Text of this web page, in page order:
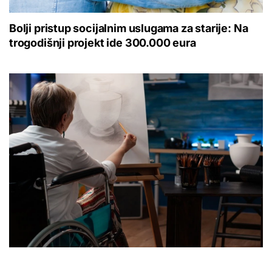
Bolji pristup socijalnim uslugama za starije: Na
trogodišnji projekt ide 300.000 eura